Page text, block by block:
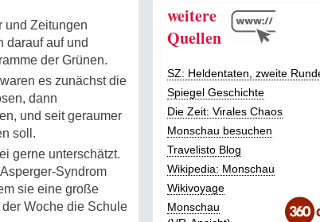
und Zeitungen
darauf auf und
der Grünen.
es zunächst die
dann
und seit geraumer
soll.
gerne unterschätzt.
Syndrom
sie eine große
Woche die Schule
weitere
Quellen
SZ: Heldentaten, zweite
Spiegel Geschichte
Die Zeit: Virales Chaos
Monschau besuchen
Travelisto Blog
Wikipedia: Monschau
Wikivoyage
Monschau